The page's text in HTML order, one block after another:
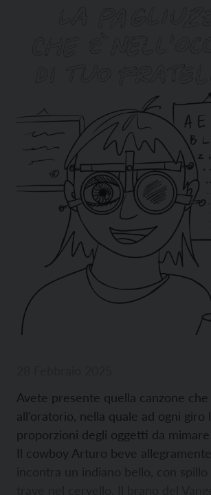
Avete presente quella canzone che
all’oratorio, nella quale ad ogni giro
proporzioni degli oggetti da mimare
Il cowboy Arturo beve